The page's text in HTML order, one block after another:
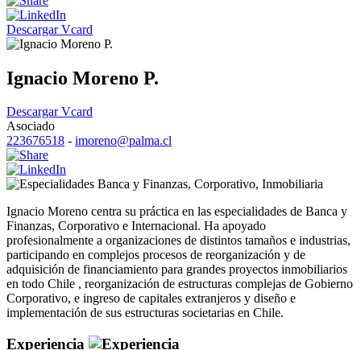
Descargar Vcard
Ignacio Moreno P.
Descargar Vcard
Asociado
223676518 - imoreno@palma.cl
Banca y Finanzas, Corporativo, Inmobiliaria
Ignacio Moreno centra su práctica en las especialidades de Banca y
Finanzas, Corporativo e Internacional. Ha apoyado
profesionalmente a organizaciones de distintos tamaños e industrias,
participando en complejos procesos de reorganización y de
adquisición de financiamiento para grandes proyectos inmobiliarios
en todo Chile , reorganización de estructuras complejas de Gobierno
Corporativo, e ingreso de capitales extranjeros y diseño e
implementación de sus estructuras societarias en Chile.
Experiencia